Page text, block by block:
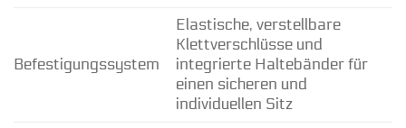
Befestigungssystem
Elastische, verstellbare
Klettverschlüsse und
integrierte Haltebänder für
einen sicheren und
individuellen Sitz